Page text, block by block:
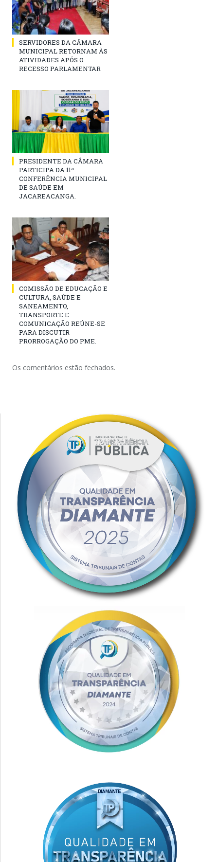
SERVIDORES DA CÂMARA
MUNICIPAL RETORNAM ÀS
ATIVIDADES APÓS O
RECESSO PARLAMENTAR
PRESIDENTE DA CÂMARA
PARTICIPA DA 11ª
CONFERÊNCIA MUNICIPAL
DE SAÚDE EM
JACAREACANGA.
COMISSÃO DE EDUCAÇÃO E
CULTURA, SAÚDE E
SANEAMENTO,
TRANSPORTE E
COMUNICAÇÃO REÚNE-SE
PARA DISCUTIR
PRORROGAÇÃO DO PME.
Os comentários estão fechados.